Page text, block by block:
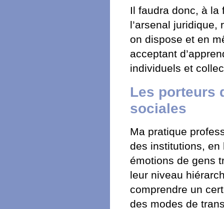
Il faudra donc, à
l’arsenal juridique,
on dispose et en
acceptant
individuels et
Les porteurs
sociales
Ma pratique
des institutions, en
émotions de gens
leur niveau
comprendre un
des modes de